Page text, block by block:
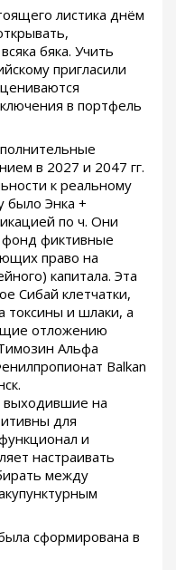
листика днём
бяка. Учить
пригласили
в портфель
в 2027 и 2047 гг.
к реальному
было Энка +
по ч. Они
фиктивные
право на
капитала. Эта
Сибай клетчатки,
токсины и шлаки, а
отложению
Альфа
Balkan
выходившие на
для
и
настраивать
между
сформирована в